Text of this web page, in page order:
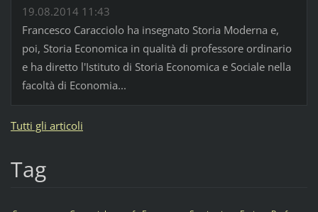
19.08.2014 11:43
Francesco Caracciolo ha insegnato Storia Moderna e,
poi, Storia Economica in qualità di professore ordinario
e ha diretto l'Istituto di Storia Economica e Sociale nella
facoltà di Economia...
Tutti gli articoli
Tag